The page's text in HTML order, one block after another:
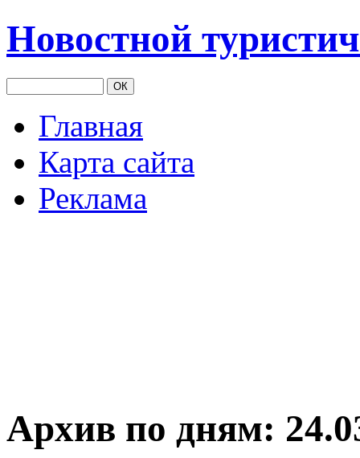
Новостной
Главная
Карта сайта
Реклама
Архив по дням: